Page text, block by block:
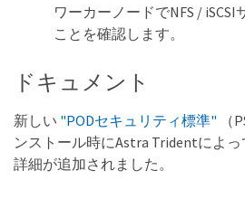
ワーカーノードでNFS /
ことを確認します。
ドキュメント
新しい "PODセキュリティ標準" （
ンストール時にAstra Tridentによ
詳細が追加されました。